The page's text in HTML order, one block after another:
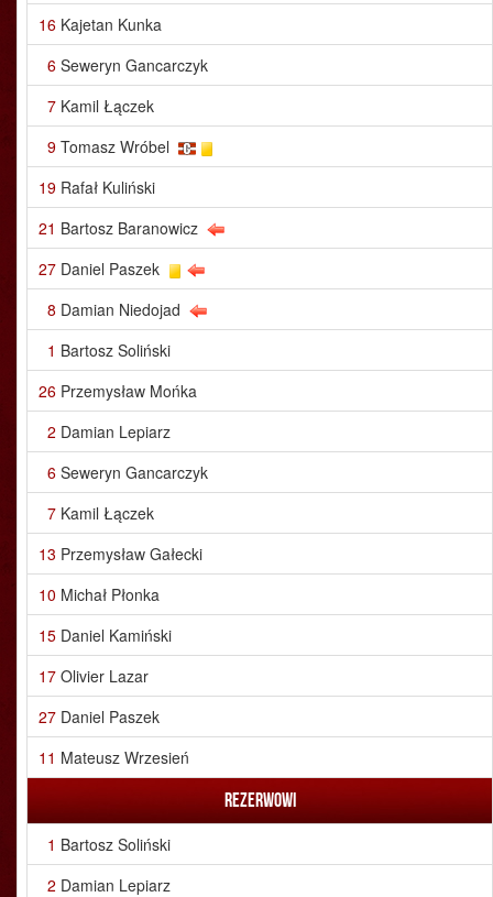
16 Kajetan Kunka
6 Seweryn Gancarczyk
7 Kamil Łączek
9 Tomasz Wróbel
19 Rafał Kuliński
21 Bartosz Baranowicz
27 Daniel Paszek
8 Damian Niedojad
1 Bartosz Soliński
26 Przemysław Mońka
2 Damian Lepiarz
6 Seweryn Gancarczyk
7 Kamil Łączek
13 Przemysław Gałecki
10 Michał Płonka
15 Daniel Kamiński
17 Olivier Lazar
27 Daniel Paszek
11 Mateusz Wrzesień
Rezerwowi
1 Bartosz Soliński
2 Damian Lepiarz